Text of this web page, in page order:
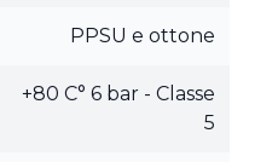
PPSU e ottone
+80 C° 6 bar - Classe
5